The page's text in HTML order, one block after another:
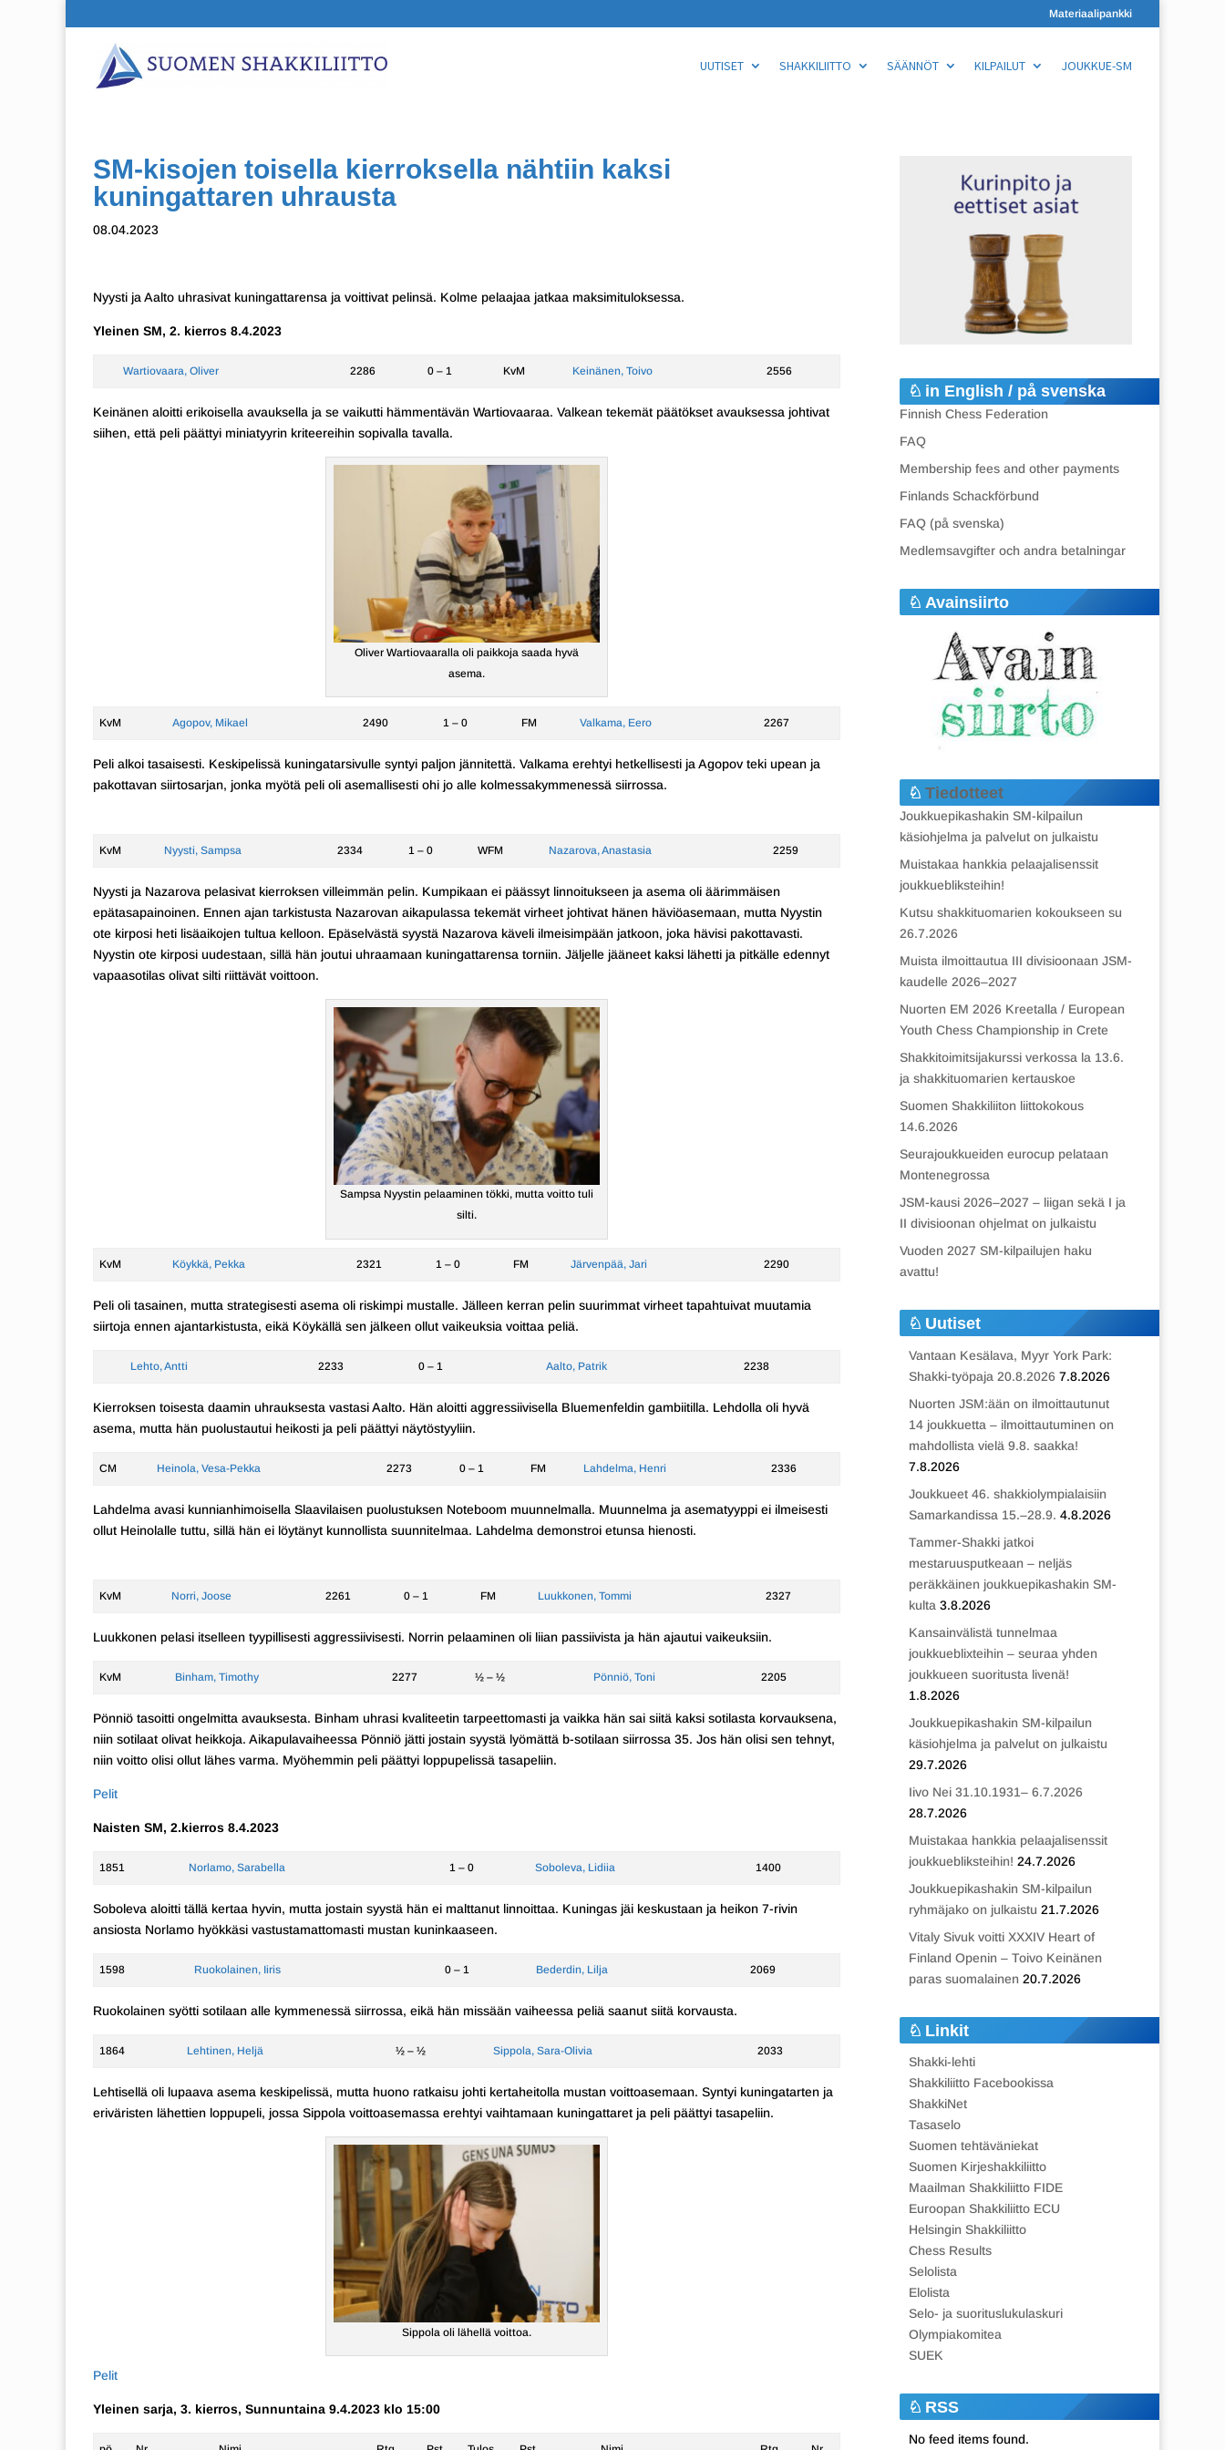
Materiaalipankki
UUTISET SHAKKILIITTO SÄÄNNÖT KILPAILUT JOUKKUE-SM
SM-kisojen toisella kierroksella nähtiin kaksi
kuningattaren uhrausta
08.04.2023
Nyysti ja Aalto uhrasivat kuningattarensa ja voittivat pelinsä. Kolme pelaajaa jatkaa maksimituloksessa.
Yleinen SM, 2. kierros 8.4.2023
Wartiovaara, Oliver 2286 0 – 1 KvM Keinänen, Toivo 2556
Keinänen aloitti erikoisella avauksella ja se vaikutti hämmentävän Wartiovaaraa. Valkean tekemät päätökset avauksessa johtivat
siihen, että peli päättyi miniatyyrin kriteereihin sopivalla tavalla.
Oliver Wartiovaaralla oli paikkoja saada hyvä
asema.
KvM Agopov, Mikael 2490 1 – 0 FM Valkama, Eero 2267
Peli alkoi tasaisesti. Keskipelissä kuningatarsivulle syntyi paljon jännitettä. Valkama erehtyi hetkellisesti ja Agopov teki upean ja
pakottavan siirtosarjan, jonka myötä peli oli asemallisesti ohi jo alle kolmessakymmenessä siirrossa.
KvM Nyysti, Sampsa 2334 1 – 0 WFM Nazarova, Anastasia 2259
Nyysti ja Nazarova pelasivat kierroksen villeimmän pelin. Kumpikaan ei päässyt linnoitukseen ja asema oli äärimmäisen
epätasapainoinen. Ennen ajan tarkistusta Nazarovan aikapulassa tekemät virheet johtivat hänen häviöasemaan, mutta Nyystin
ote kirposi heti lisäaikojen tultua kelloon. Epäselvästä syystä Nazarova käveli ilmeisimpään jatkoon, joka hävisi pakottavasti.
Nyystin ote kirposi uudestaan, sillä hän joutui uhraamaan kuningattarensa torniin. Jäljelle jääneet kaksi lähetti ja pitkälle edennyt
vapaasotilas olivat silti riittävät voittoon.
Sampsa Nyystin pelaaminen tökki, mutta voitto tuli
silti.
KvM Köykkä, Pekka 2321 1 – 0 FM Järvenpää, Jari 2290
Peli oli tasainen, mutta strategisesti asema oli riskimpi mustalle. Jälleen kerran pelin suurimmat virheet tapahtuivat muutamia
siirtoja ennen ajantarkistusta, eikä Köykällä sen jälkeen ollut vaikeuksia voittaa peliä.
Lehto, Antti 2233 0 – 1 Aalto, Patrik 2238
Kierroksen toisesta daamin uhrauksesta vastasi Aalto. Hän aloitti aggressiivisella Bluemenfeldin gambiitilla. Lehdolla oli hyvä
asema, mutta hän puolustautui heikosti ja peli päättyi näytöstyyliin.
CM Heinola, Vesa-Pekka 2273 0 – 1 FM Lahdelma, Henri 2336
Lahdelma avasi kunnianhimoisella Slaavilaisen puolustuksen Noteboom muunnelmalla. Muunnelma ja asematyyppi ei ilmeisesti
ollut Heinolalle tuttu, sillä hän ei löytänyt kunnollista suunnitelmaa. Lahdelma demonstroi etunsa hienosti.
KvM Norri, Joose 2261 0 – 1 FM Luukkonen, Tommi 2327
Luukkonen pelasi itselleen tyypillisesti aggressiivisesti. Norrin pelaaminen oli liian passiivista ja hän ajautui vaikeuksiin.
KvM Binham, Timothy 2277 ½ – ½ Pönniö, Toni 2205
Pönniö tasoitti ongelmitta avauksesta. Binham uhrasi kvaliteetin tarpeettomasti ja vaikka hän sai siitä kaksi sotilasta korvauksena,
niin sotilaat olivat heikkoja. Aikapulavaiheessa Pönniö jätti jostain syystä lyömättä b-sotilaan siirrossa 35. Jos hän olisi sen tehnyt,
niin voitto olisi ollut lähes varma. Myöhemmin peli päättyi loppupelissä tasapeliin.
Pelit
Naisten SM, 2.kierros 8.4.2023
1851 Norlamo, Sarabella 1 – 0 Soboleva, Lidiia 1400
Soboleva aloitti tällä kertaa hyvin, mutta jostain syystä hän ei malttanut linnoittaa. Kuningas jäi keskustaan ja heikon 7-rivin
ansiosta Norlamo hyökkäsi vastustamattomasti mustan kuninkaaseen.
1598 Ruokolainen, Iiris 0 – 1 Bederdin, Lilja 2069
Ruokolainen syötti sotilaan alle kymmenessä siirrossa, eikä hän missään vaiheessa peliä saanut siitä korvausta.
1864 Lehtinen, Heljä ½ – ½ Sippola, Sara-Olivia 2033
Lehtisellä oli lupaava asema keskipelissä, mutta huono ratkaisu johti kertaheitolla mustan voittoasemaan. Syntyi kuningatarten ja
eriväristen lähettien loppupeli, jossa Sippola voittoasemassa erehtyi vaihtamaan kuningattaret ja peli päättyi tasapeliin.
Sippola oli lähellä voittoa.
Pelit
Yleinen sarja, 3. kierros, Sunnuntaina 9.4.2023 klo 15:00
in English / på svenska
Finnish Chess Federation
FAQ
Membership fees and other payments
Finlands Schackförbund
FAQ (på svenska)
Medlemsavgifter och andra betalningar
Avainsiirto
Tiedotteet
Joukkuepikashakin SM-kilpailun
käsiohjelma ja palvelut on julkaistu
Muistakaa hankkia pelaajalisenssit
joukkuebliksteihin!
Kutsu shakkituomarien kokoukseen su
26.7.2026
Muista ilmoittautua III divisioonaan JSM-
kaudelle 2026–2027
Nuorten EM 2026 Kreetalla / European
Youth Chess Championship in Crete
Shakkitoimitsijakurssi verkossa la 13.6.
ja shakkituomarien kertauskoe
Suomen Shakkiliiton liittokokous
14.6.2026
Seurajoukkueiden eurocup pelataan
Montenegrossa
JSM-kausi 2026–2027 – liigan sekä I ja
II divisioonan ohjelmat on julkaistu
Vuoden 2027 SM-kilpailujen haku
avattu!
Uutiset
Vantaan Kesälava, Myyr York Park:
Shakki-työpaja 20.8.2026 7.8.2026
Nuorten JSM:ään on ilmoittautunut
14 joukkuetta – ilmoittautuminen on
mahdollista vielä 9.8. saakka!
7.8.2026
Joukkueet 46. shakkiolympialaisiin
Samarkandissa 15.–28.9. 4.8.2026
Tammer-Shakki jatkoi
mestaruusputkeaan – neljäs
peräkkäinen joukkuepikashakin SM-
kulta 3.8.2026
Kansainvälistä tunnelmaa
joukkueblixteihin – seuraa yhden
joukkueen suoritusta livenä!
1.8.2026
Joukkuepikashakin SM-kilpailun
käsiohjelma ja palvelut on julkaistu
29.7.2026
Iivo Nei 31.10.1931– 6.7.2026
28.7.2026
Muistakaa hankkia pelaajalisenssit
joukkuebliksteihin! 24.7.2026
Joukkuepikashakin SM-kilpailun
ryhmäjako on julkaistu 21.7.2026
Vitaly Sivuk voitti XXXIV Heart of
Finland Openin – Toivo Keinänen
paras suomalainen 20.7.2026
Linkit
Shakki-lehti
Shakkiliitto Facebookissa
ShakkiNet
Tasaselo
Suomen tehtäväniekat
Suomen Kirjeshakkiliitto
Maailman Shakkiliitto FIDE
Euroopan Shakkiliitto ECU
Helsingin Shakkiliitto
Chess Results
Selolista
Elolista
Selo- ja suorituslukulaskuri
Olympiakomitea
SUEK
RSS
No feed items found.